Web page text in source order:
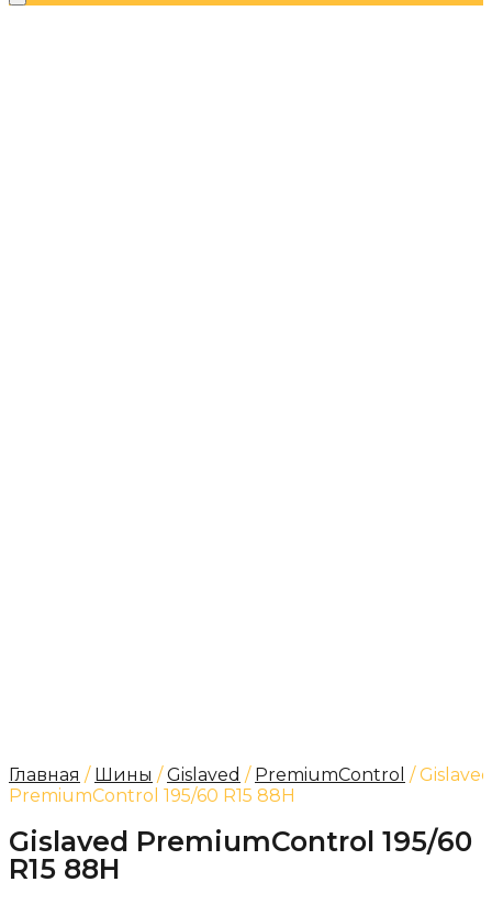
Главная / Шины /Gislaved / PremiumControl / Gislaved
PremiumControl 195/60 R15 88H
Gislaved PremiumControl 195/60
R15 88H